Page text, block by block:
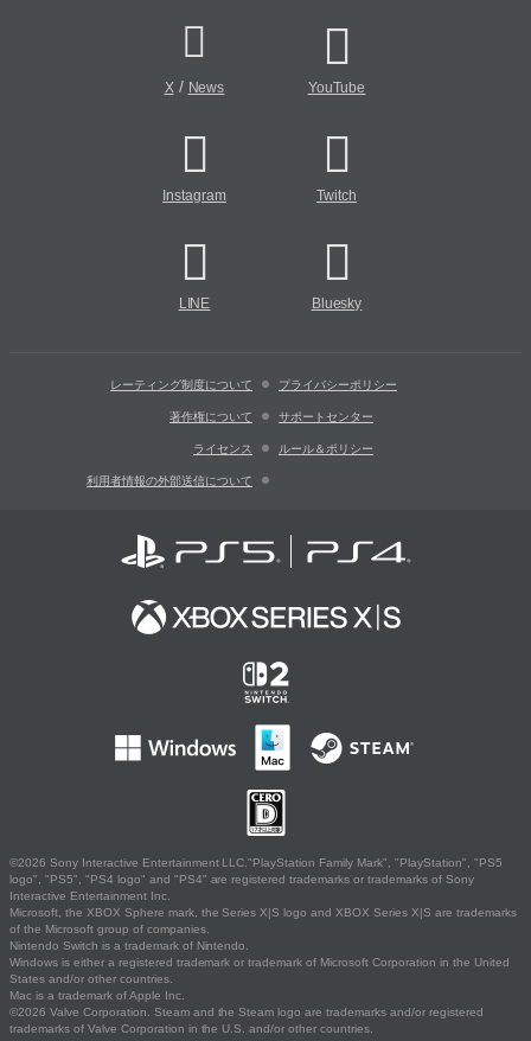
X/ News YouTube
Instagram Twitch
LINE Bluesky
レーティング制度について プライバシーポリシー
著作権について サポートセンター
ライセンス ルール＆ポリシー
利用者情報の外部送信について
©2026 Sony Interactive Entertainment LLC."PlayStation Family Mark", "PlayStation", "PS5
logo", "PS5", "PS4 logo" and "PS4" are registered trademarks or trademarks of Sony
Interactive Entertainment Inc.
Microsoft, the XBOX Sphere mark, the Series X|S logo and XBOX Series X|S are trademarks
of the Microsoft group of companies.
Nintendo Switch is a trademark of Nintendo.
Windows is either a registered trademark or trademark of Microsoft Corporation in the United
States and/or other countries.
Mac is a trademark of Apple Inc.
©2026 Valve Corporation. Steam and the Steam logo are trademarks and/or registered
trademarks of Valve Corporation in the U.S. and/or other countries.